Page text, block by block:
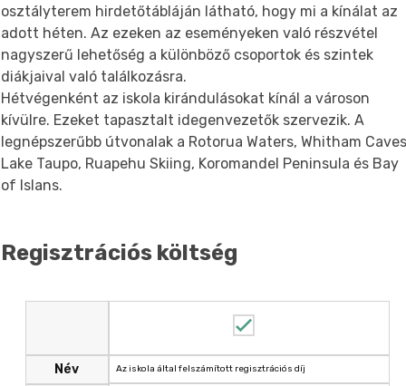
osztályterem hirdetőtábláján látható, hogy mi a kínálat az
adott héten. Az ezeken az eseményeken való részvétel
nagyszerű lehetőség a különböző csoportok és szintek
diákjaival való találkozásra.
Hétvégenként az iskola kirándulásokat kínál a városon
kívülre. Ezeket tapasztalt idegenvezetők szervezik. A
legnépszerűbb útvonalak a Rotorua Waters, Whitham
Lake Taupo, Ruapehu Skiing, Koromandel Peninsula és Bay
of Islans.
Regisztrációs költség
Név Az iskola által felszámított regisztrációs díj